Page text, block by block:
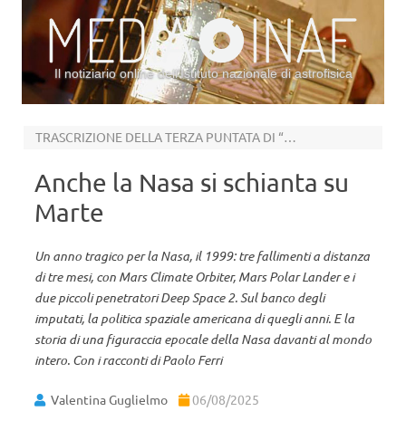
Il notiziario online dell’Istituto nazionale di astrofisica
TRASCRIZIONE DELLA TERZA PUNTATA DI “HOUSTON”
Anche la Nasa si schianta su
Marte
Un anno tragico per la Nasa, il 1999: tre fallimenti a distanza
di tre mesi, con Mars Climate Orbiter, Mars Polar Lander e i
due piccoli penetratori Deep Space 2. Sul banco degli
imputati, la politica spaziale americana di quegli anni. E la
storia di una figuraccia epocale della Nasa davanti al mondo
intero. Con i racconti di Paolo Ferri
Valentina Guglielmo 06/08/2025